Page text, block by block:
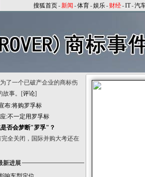
搜狐首页-新闻 -体育-娱乐- 财经-IT-汽
了一个已破产企业的商标伤
故事。[评论]
布:将购罗孚标
:不一定用罗孚标
否会梦断"罗孚"？
全关闭，国际并购大考还在
新进展